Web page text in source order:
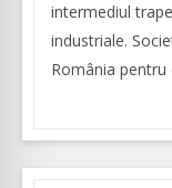
intermediul
industriale.
România